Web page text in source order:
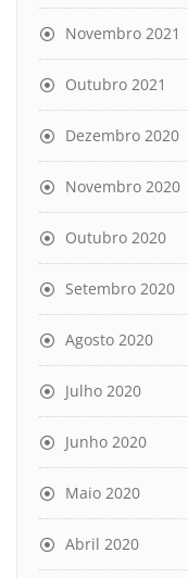
Novembro 2021
Outubro 2021
Dezembro 2020
Novembro 2020
Outubro 2020
Setembro 2020
Agosto 2020
Julho 2020
Junho 2020
Maio 2020
Abril 2020